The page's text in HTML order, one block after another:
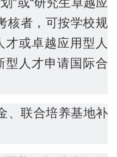
核者，可按学校规
才或卓越应用型人
型人才申请国际合
、联合培养基地补